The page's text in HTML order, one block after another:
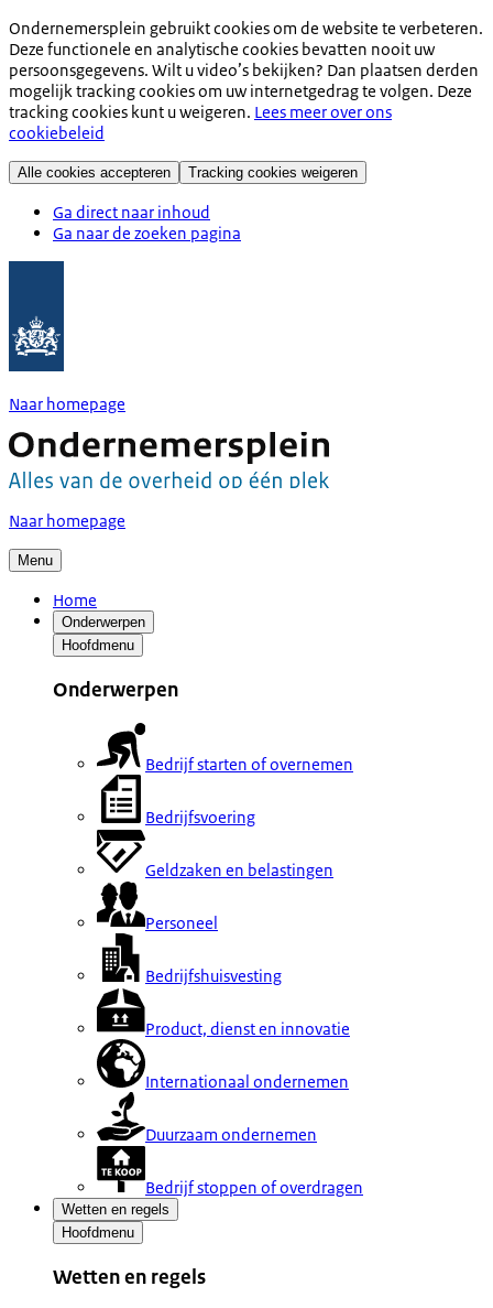
Ondernemersplein gebruikt cookies om de website te verbeteren.
Deze functionele en analytische cookies bevatten nooit uw
persoonsgegevens. Wilt u video’s bekijken? Dan plaatsen derden
mogelijk tracking cookies om uw internetgedrag te volgen. Deze
tracking cookies kunt u weigeren. Lees meer over ons
cookiebeleid
Alle cookies accepteren Tracking cookies weigeren
Ga direct naar inhoud
Ga naar de zoeken pagina
Naar homepage
Naar homepage
Menu
Home
Onderwerpen
Hoofdmenu
Onderwerpen
Bedrijf starten of overnemen
Bedrijfsvoering
Geldzaken en belastingen
Personeel
Bedrijfshuisvesting
Product, dienst en innovatie
Internationaal ondernemen
Duurzaam ondernemen
Bedrijf stoppen of overdragen
Wetten en regels
Hoofdmenu
Wetten en regels